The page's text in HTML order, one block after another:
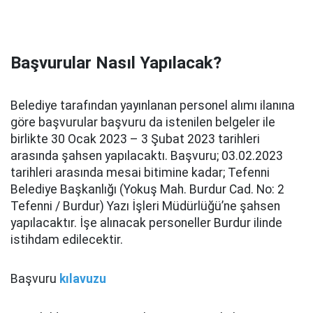
Başvurular Nasıl Yapılacak?
Belediye tarafından yayınlanan personel alımı ilanına
göre başvurular başvuru da istenilen belgeler ile
birlikte 30 Ocak 2023 – 3 Şubat 2023 tarihleri
arasında şahsen yapılacaktı. Başvuru; 03.02.2023
tarihleri arasında mesai bitimine kadar; Tefenni
Belediye Başkanlığı (Yokuş Mah. Burdur Cad. No: 2
Tefenni / Burdur) Yazı İşleri Müdürlüğü’ne şahsen
yapılacaktır. İşe alınacak personeller Burdur ilinde
istihdam edilecektir.
Başvuru kılavuzu